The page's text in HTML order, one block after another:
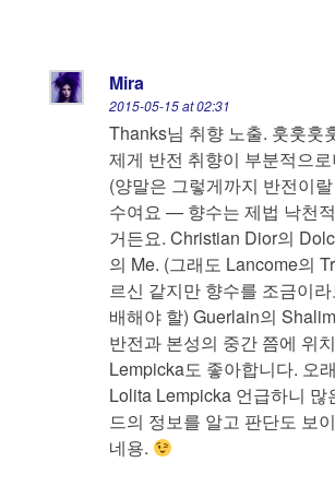
Mira
2015-05-15 at 02:31
Thanks님 취향 노출. 훗훗훗
제게 반전 취향이 부분적으
(양말은 그렇게까지 반전이
수여요 — 향수는 제법 낙천
거든요. Christian Dior의
의 Me. (그래도 Lancome의
르신 같지만 향수를 조금이
배해야 할) Guerlain의
반전과 본성의 중간 쯤에 위
Lempicka도 좋아합니다. 오
Lolita Lempicka 언급하니 많
드의 정보를 알고 판단도 보
네용.